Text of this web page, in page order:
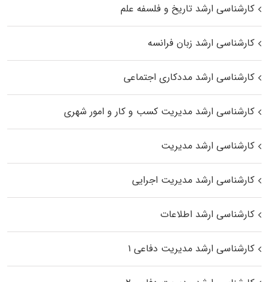
کارشناسی ارشد تاریخ و فلسفه علم
کارشناسی ارشد زبان فرانسه
کارشناسی ارشد مددکاری اجتماعی
کارشناسی ارشد مدیریت کسب و کار و امور شهری
کارشناسی ارشد مدیریت
کارشناسی ارشد مدیریت اجرایی
کارشناسی ارشد اطلاعات
کارشناسی ارشد مدیریت دفاعی ۱